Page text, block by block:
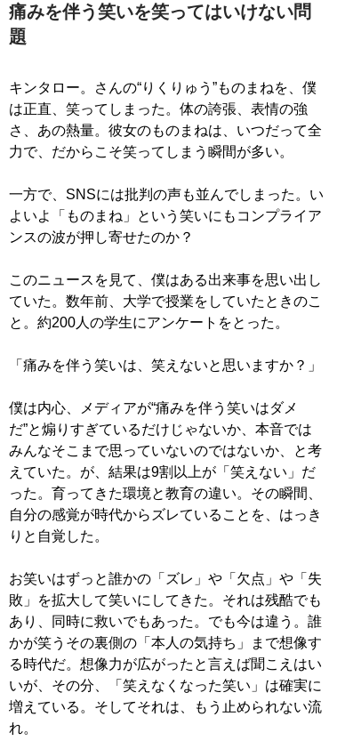
痛みを伴う笑いを笑ってはいけない問
題
キンタロー。さんの“りくりゅう”ものまねを、僕
は正直、笑ってしまった。体の誇張、表情の強
さ、あの熱量。彼女のものまねは、いつだって全
力で、だからこそ笑ってしまう瞬間が多い。
一方で、SNSには批判の声も並んでしまった。い
よいよ「ものまね」という笑いにもコンプライア
ンスの波が押し寄せたのか？
このニュースを見て、僕はある出来事を思い出し
ていた。数年前、大学で授業をしていたときのこ
と。約200人の学生にアンケートをとった。
「痛みを伴う笑いは、笑えないと思いますか？」
僕は内心、メディアが“痛みを伴う笑いはダメ
だ”と煽りすぎているだけじゃないか、本音では
みんなそこまで思っていないのではないか、と考
えていた。が、結果は9割以上が「笑えない」だ
った。育ってきた環境と教育の違い。その瞬間、
自分の感覚が時代からズレていることを、はっき
りと自覚した。
お笑いはずっと誰かの「ズレ」や「欠点」や「失
敗」を拡大して笑いにしてきた。それは残酷でも
あり、同時に救いでもあった。でも今は違う。誰
かが笑うその裏側の「本人の気持ち」まで想像す
る時代だ。想像力が広がったと言えば聞こえはい
いが、その分、「笑えなくなった笑い」は確実に
増えている。そしてそれは、もう止められない流
れ。